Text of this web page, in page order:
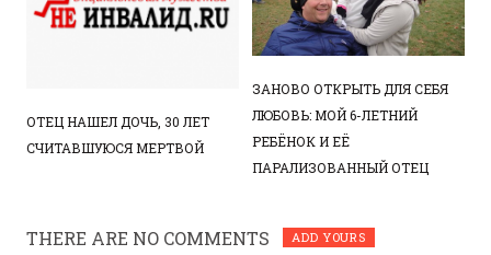
ОТЕЦ НАШЕЛ ДОЧЬ, 30 ЛЕТ
СЧИТАВШУЮСЯ МЕРТВОЙ
ЗАНОВО ОТКРЫТЬ ДЛЯ СЕБЯ
ЛЮБОВЬ: МОЙ 6-ЛЕТНИЙ
РЕБЁНОК И ЕЁ
ПАРАЛИЗОВАННЫЙ ОТЕЦ
THERE ARE NO COMMENTS ADD YOURS